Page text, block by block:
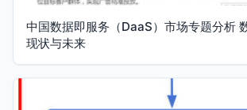
中国数据即服务（DaaS）市场专题分析
现状与未来